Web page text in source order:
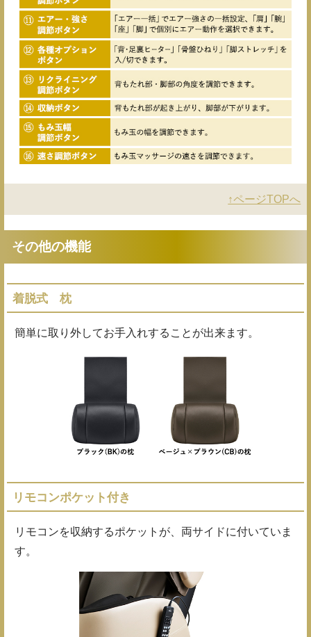
↑ページTOPへ
その他の機能
着脱式 枕
簡単に取り外してお手入れすることが出来ます。
リモコンポケット付き
リモコンを収納するポケットが、両サイドに付いていま
す。